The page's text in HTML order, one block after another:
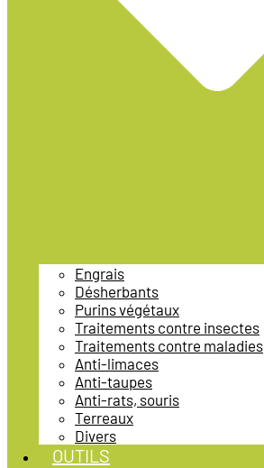
Engrais
Désherbants
Purins végétaux
Traitements contre insectes
Traitements contre maladies
Anti-limaces
Anti-taupes
Anti-rats, souris
Terreaux
Divers
OUTILS